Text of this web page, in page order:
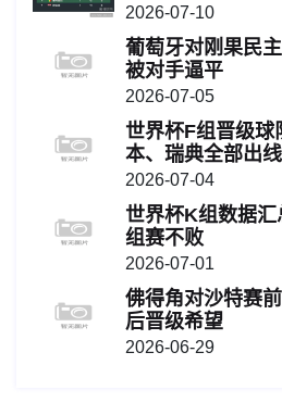
2026-07-10
葡萄牙对刚果民
被对手逼平
2026-07-05
世界杯F组晋级球
本、瑞典全部出线
2026-07-04
世界杯K组数据
组赛不败
2026-07-01
佛得角对沙特赛
后晋级希望
2026-06-29